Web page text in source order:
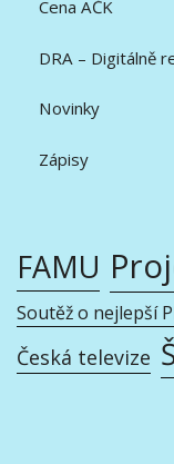
Cena AČK
DRA – Digitálně
Novinky
Zápisy
FAMU
Soutěž o nejlepší
Česká televize